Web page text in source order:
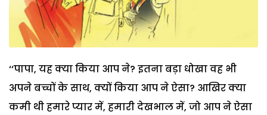
‘‘पापा, यह क्या किया आप ने? इतना बड़ा धोखा वह भी
अपने बच्चों के साथ, क्यों किया आप ने ऐसा? आखिर क्या
कमी थी हमारे प्यार में, हमारी देखभाल में, जो आप ने ऐसा